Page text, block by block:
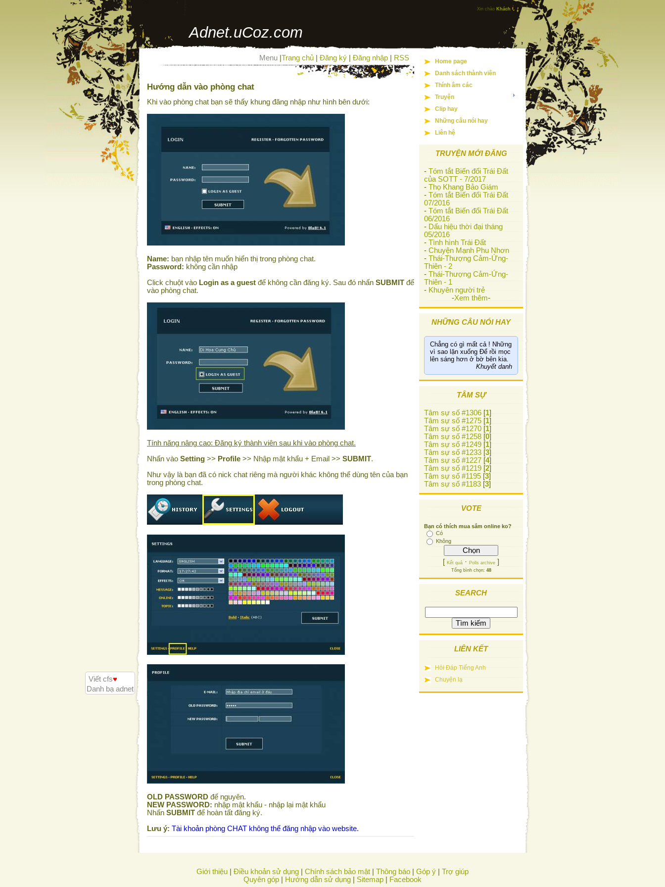
Xin chào Khách
Adnet.uCoz.com
Menu Trang chủ Đăng ký Đăng nhập RSS
Hướng dẫn vào phòng chat
Khi vào phòng chat bạn sẽ thấy khung đăng nhập như hình bên dưới:
Name: bạn nhập tên muốn hiển thị trong phòng chat.
Password: không cần nhập
Click chuột vào Login as a guest để không cần đăng ký. Sau đó nhấn SUBMIT để
vào phòng chat.
Tính năng nâng cao: Đăng ký thành viên sau khi vào phòng chat.
Nhấn vào Setting >> Profile >> Nhập mật khẩu + Email >> SUBMIT.
Như vậy là bạn đã có nick chat riêng mà người khác không thể dùng tên của bạn
trong phòng chat.
OLD PASSWORD để nguyên.
NEW PASSWORD: nhập mật khẩu - nhập lại mật khẩu
Nhấn SUBMIT để hoàn tất đăng ký.
Lưu ý: Tài khoản phòng CHAT không thể đăng nhập vào website.
Home page
Danh sách thành viên
Thính âm các
Truyện
Clip hay
Những câu nói hay
Liên hệ
TRUYỆN MỚI ĐĂNG
- Tóm tắt Biến đổi Trái Đất
của SOTT - 7/2017
- Thọ Khang Bảo Giám
- Tóm tắt Biến đổi Trái Đất
07/2016
- Tóm tắt Biến đổi Trái Đất
06/2016
- Dấu hiệu thời đại tháng
05/2016
- Tình hình Trái Đất
- Chuyện Mạnh Phu Nhơn
- Thái-Thượng Cảm-Ứng-
Thiên - 2
- Thái-Thượng Cảm-Ứng-
Thiên - 1
- Khuyên người trẻ
-Xem thêm-
NHỮNG CÂU NÓI HAY
Chẳng có gì mất cả ! Những
vì sao lặn xuống Để rồi mọc
lên sáng hơn ở bờ bên kia.
Khuyết danh
TÂM SỰ
Tâm sự số #1306 [1]
Tâm sự số #1275 [1]
Tâm sự số #1270 [1]
Tâm sự số #1258 [0]
Tâm sự số #1249 [1]
Tâm sự số #1233 [3]
Tâm sự số #1227 [4]
Tâm sự số #1219 [2]
Tâm sự số #1195 [3]
Tâm sự số #1183 [3]
VOTE
Bạn có thích mua sắm online ko?
Có
Không
[ Kết quả · Polls archive ]
Tổng bình chọn: 48
SEARCH
LIÊN KẾT
Hỏi Đáp Tiếng Anh
Chuyện lạ
Giới thiệu Điều khoản sử dụng Chính sách bảo mật Thông báo Góp ý
Trợ giúp
Quyên góp
Hướng dẫn sử dụng Sitemap Facebook
Viết cfs♥
Danh bạ adnet